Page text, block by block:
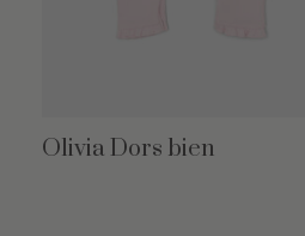
Olivia Dors bien